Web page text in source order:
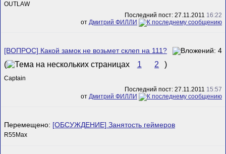
OUTLAW
Последний пост: 27.11.2011 16:22
от Дмитрий ФИЛЛИ
[ВОПРОС] Какой замок не возьмет склеп на 111?
( 1 2 )
Captain
Последний пост: 27.11.2011 15:57
от Дмитрий ФИЛЛИ
Перемещено: [ОБСУЖДЕНИЕ] Занятость геймеров
R55Max